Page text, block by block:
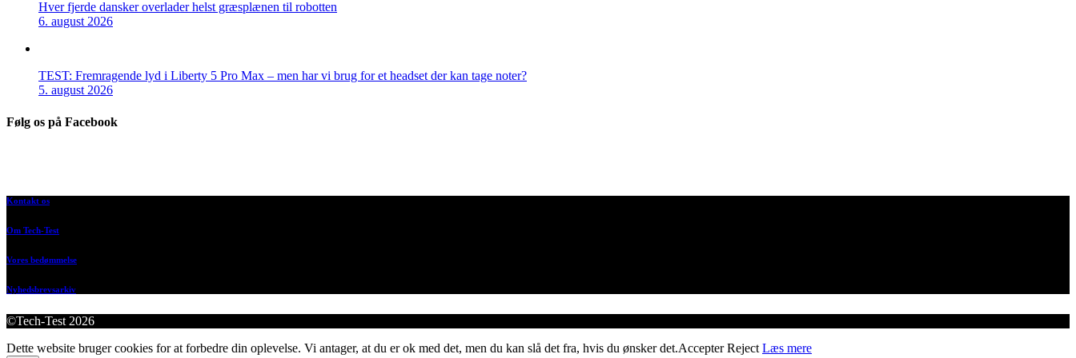
Hver fjerde dansker overlader helst græsplænen til robotten
6. august 2026
TEST: Fremragende lyd i Liberty 5 Pro Max – men har vi brug for et headset der kan tage noter?
5. august 2026
Følg os på Facebook
Kontakt os
Om Tech-Test
Vores bedømmelse
Nyhedsbrevsarkiv
©Tech-Test 2026
Dette website bruger cookies for at forbedre din oplevelse. Vi antager, at du er ok med det, men du kan slå det fra, hvis du ønsker det.Accepter Reject Læs mere